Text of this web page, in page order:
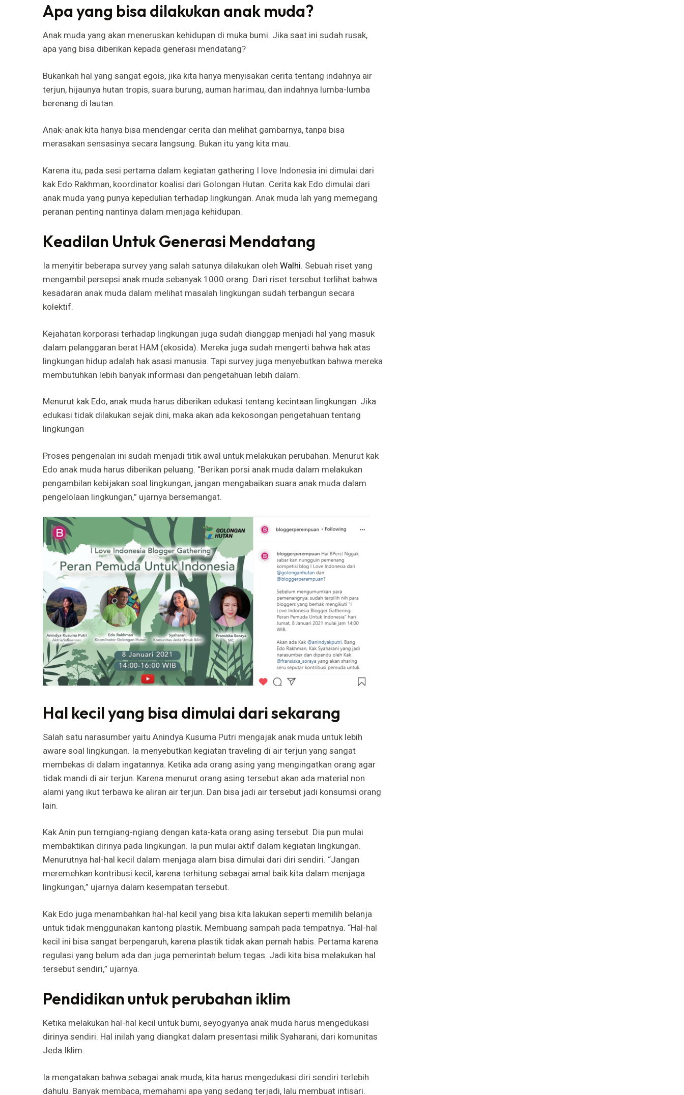
Apa yang bisa dilakukan anak muda?
Anak muda yang akan meneruskan kehidupan di muka bumi. Jika saat ini sudah rusak,
apa yang bisa diberikan kepada generasi mendatang?
Bukankah hal yang sangat egois, jika kita hanya menyisakan cerita tentang indahnya air
terjun, hijaunya hutan tropis, suara burung, auman harimau, dan indahnya lumba-lumba
berenang di lautan.
Anak-anak kita hanya bisa mendengar cerita dan melihat gambarnya, tanpa bisa
merasakan sensasinya secara langsung. Bukan itu yang kita mau.
Karena itu, pada sesi pertama dalam kegiatan gathering I love Indonesia ini dimulai dari
kak Edo Rakhman, koordinator koalisi dari Golongan Hutan. Cerita kak Edo dimulai dari
anak muda yang punya kepedulian terhadap lingkungan. Anak muda lah yang memegang
peranan penting nantinya dalam menjaga kehidupan.
Keadilan Untuk Generasi Mendatang
Ia menyitir beberapa survey yang salah satunya dilakukan oleh Walhi. Sebuah riset yang
mengambil persepsi anak muda sebanyak 1000 orang. Dari riset tersebut terlihat bahwa
kesadaran anak muda dalam melihat masalah lingkungan sudah terbangun secara
kolektif.
Kejahatan korporasi terhadap lingkungan juga sudah dianggap menjadi hal yang masuk
dalam pelanggaran berat HAM (ekosida). Mereka juga sudah mengerti bahwa hak atas
lingkungan hidup adalah hak asasi manusia. Tapi survey juga menyebutkan bahwa mereka
membutuhkan lebih banyak informasi dan pengetahuan lebih dalam.
Menurut kak Edo, anak muda harus diberikan edukasi tentang kecintaan lingkungan. Jika
edukasi tidak dilakukan sejak dini, maka akan ada kekosongan pengetahuan tentang
lingkungan
Proses pengenalan ini sudah menjadi titik awal untuk melakukan perubahan. Menurut kak
Edo anak muda harus diberikan peluang. “Berikan porsi anak muda dalam melakukan
pengambilan kebijakan soal lingkungan, jangan mengabaikan suara anak muda dalam
pengelolaan lingkungan,” ujarnya bersemangat.
Hal kecil yang bisa dimulai dari sekarang
Salah satu narasumber yaitu Anindya Kusuma Putri mengajak anak muda untuk lebih
aware soal lingkungan. Ia menyebutkan kegiatan traveling di air terjun yang sangat
membekas di dalam ingatannya. Ketika ada orang asing yang mengingatkan orang agar
tidak mandi di air terjun. Karena menurut orang asing tersebut akan ada material non
alami yang ikut terbawa ke aliran air terjun. Dan bisa jadi air tersebut jadi konsumsi orang
lain.
Kak Anin pun terngiang-ngiang dengan kata-kata orang asing tersebut. Dia pun mulai
membaktikan dirinya pada lingkungan. Ia pun mulai aktif dalam kegiatan lingkungan.
Menurutnya hal-hal kecil dalam menjaga alam bisa dimulai dari diri sendiri. “Jangan
meremehkan kontribusi kecil, karena terhitung sebagai amal baik kita dalam menjaga
lingkungan,” ujarnya dalam kesempatan tersebut.
Kak Edo juga menambahkan hal-hal kecil yang bisa kita lakukan seperti memilih belanja
untuk tidak menggunakan kantong plastik. Membuang sampah pada tempatnya. “Hal-hal
kecil ini bisa sangat berpengaruh, karena plastik tidak akan pernah habis. Pertama karena
regulasi yang belum ada dan juga pemerintah belum tegas. Jadi kita bisa melakukan hal
tersebut sendiri,” ujarnya.
Pendidikan untuk perubahan iklim
Ketika melakukan hal-hal kecil untuk bumi, seyogyanya anak muda harus mengedukasi
dirinya sendiri. Hal inilah yang diangkat dalam presentasi milik Syaharani, dari komunitas
Jeda Iklim.
Ia mengatakan bahwa sebagai anak muda, kita harus mengedukasi diri sendiri terlebih
dahulu. Banyak membaca, memahami apa yang sedang terjadi, lalu membuat intisari.